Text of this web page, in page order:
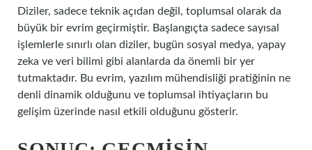
Diziler, sadece teknik açıdan değil, toplumsal olarak da
büyük bir evrim geçirmiştir. Başlangıçta sadece sayısal
işlemlerle sınırlı olan diziler, bugün sosyal medya, yapay
zeka ve veri bilimi gibi alanlarda da önemli bir yer
tutmaktadır. Bu evrim, yazılım mühendisliği pratiğinin ne
denli dinamik olduğunu ve toplumsal ihtiyaçların bu
gelişim üzerinde nasıl etkili olduğunu gösterir.